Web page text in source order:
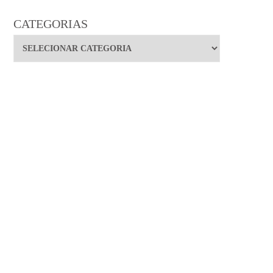
CATEGORIAS